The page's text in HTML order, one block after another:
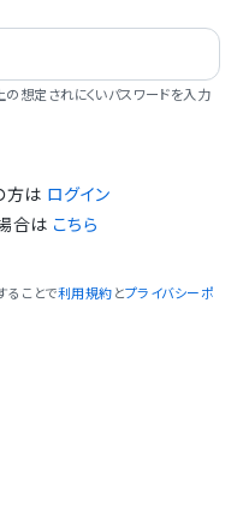
想定されにくいパスワードを入力
方は ログイン
合は こちら
ることで利用規約 とプライバシーポ